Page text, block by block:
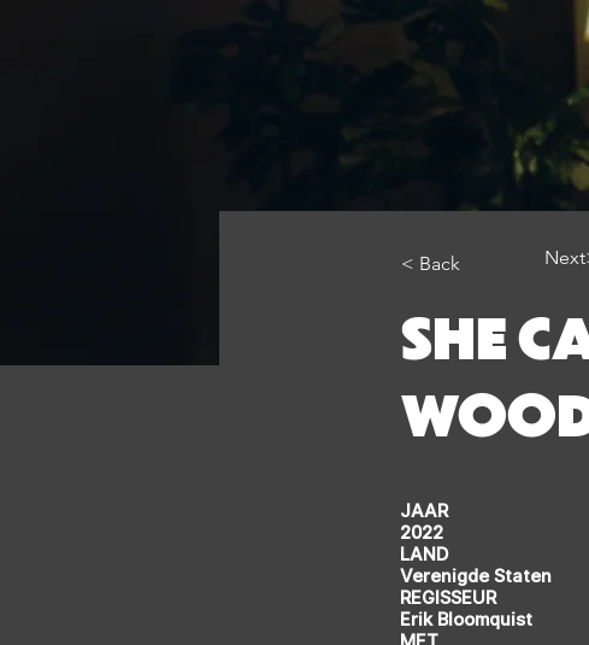
< Back
SHE
JAAR
2022
LAND
Verenigde Staten
REGISSEUR
Erik Bloomquist